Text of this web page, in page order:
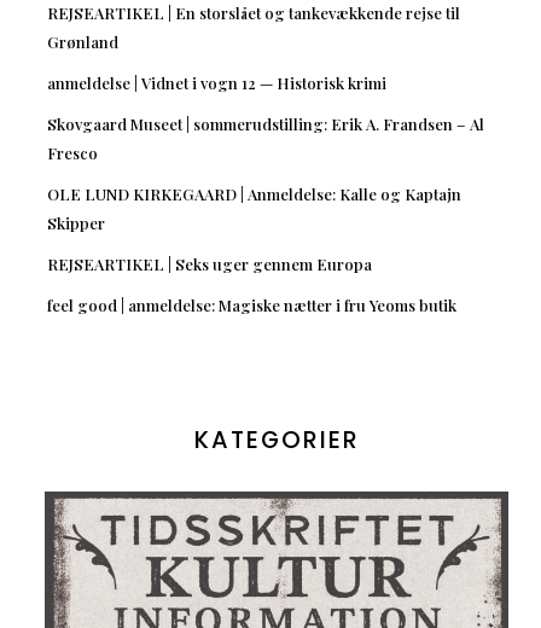
REJSEARTIKEL | En storslået og tankevækkende rejse til
Grønland
anmeldelse | Vidnet i vogn 12 — Historisk krimi
Skovgaard Museet | sommerudstilling: Erik A. Frandsen – Al
Fresco
OLE LUND KIRKEGAARD | Anmeldelse: Kalle og Kaptajn
Skipper
REJSEARTIKEL | Seks uger gennem Europa
feel good | anmeldelse: Magiske nætter i fru Yeoms butik
KATEGORIER